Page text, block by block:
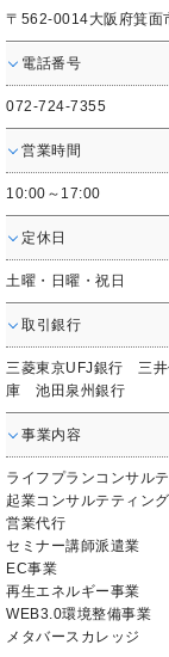
〒562-0014大阪府箕面
電話番号
072-724-7355
営業時間
10:00～17:00
定休日
土曜・日曜・祝日
取引銀行
三菱東京UFJ銀行 三
庫 池田泉州銀行
事業内容
ライフプランコンサル
起業コンサルテティング
営業代行
セミナー講師派遣業
EC事業
再生エネルギー事業
WEB3.0環境整備事業
メタバースカレッジ